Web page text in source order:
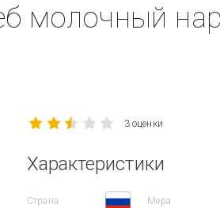
молочный
3 оценки
Характеристики
Страна Мера